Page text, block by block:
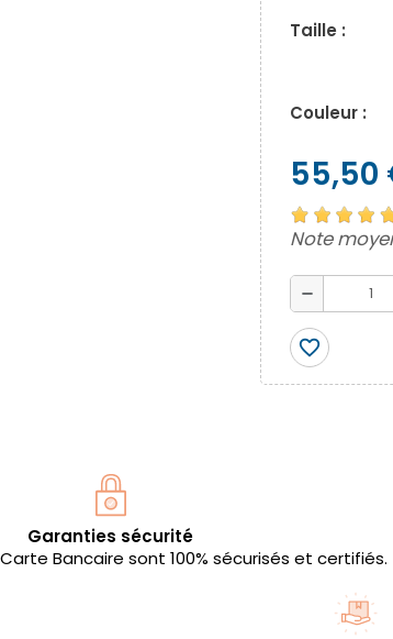
Taille :
Couleur :
55,50
Note
remove
favorite_border
Garanties sécurité
Bancaire sont 100% sécurisés et certifiés.